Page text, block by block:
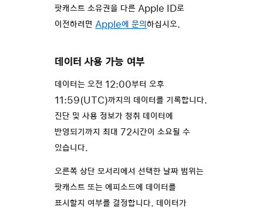
팟캐스트 소유권을 다른 Apple ID로
이전하려면Apple에 문의하십시오.
데이터 사용 가능 여부
데이터는 오전 12:00부터 오후
11:59(UTC)까지의 데이터를 기록합니다.
진단 및 사용 정보가 청취 데이터에
반영되기까지 최대 72시간이 소요될 수
있습니다.
오른쪽 상단 모서리에서 선택한 날짜 범위는
팟캐스트 또는 에피소드에 데이터를
표시할지 여부를 결정합니다. 데이터가